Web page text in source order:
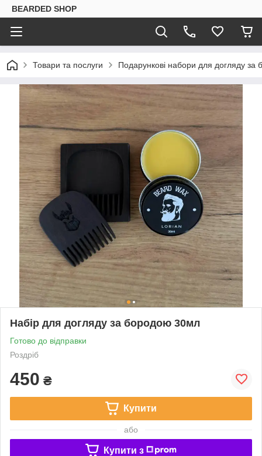
BEARDED SHOP
Товари та послуги Подарункові набори для догляду за
Набір для догляду за бородою 30мл
Готово до відправки
Роздріб
450 ₴
Купити
або
Купити з